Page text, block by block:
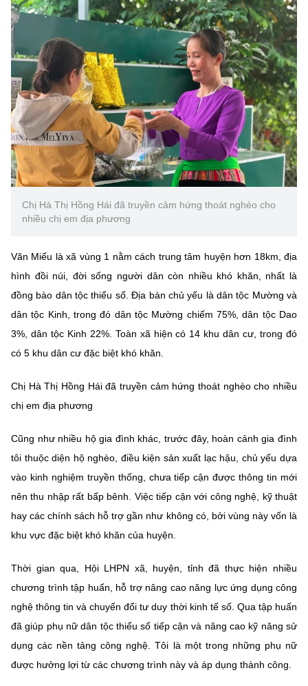
Điều khoản sử dụng Theo dõi MST: Góp ý
Cơ quan chủ quản: Bộ Khoa học và Công nghệ (MST)
Chịu trách nhiệm nội dung: Nguyễn Thị Hải Hằng
Giám đốc Trung tâm Truyền thông Khoa học và Công nghệ.
Liên hệ
Địa chỉ: Ban Biên tập Cổng TTĐT - 18 Nguyễn Du, TP. Hà Nội
Điện thoại: 024 3936 9506
Email:stc@mst.gov.vn
©2026 Bản quyền thuộc Bộ Khoa Học và Công Nghệ
(Ghi rõ nguồn "https://mst.gov.vn" khi phát hành lại thông tin từ
website này)
Chị Hà Thị Hồng Hái đã truyền cảm hứng thoát nghèo cho
nhiều chị em địa phương
Văn Miếu là xã vùng 1 nằm cách trung tâm huyện hơn 18km, địa
hình đồi núi, đời sống người dân còn nhiều khó khăn, nhất là
đồng bào dân tộc thiểu số. Địa bàn chủ yếu là dân tộc Mường và
dân tộc Kinh, trong đó dân tộc Mường chiếm 75%, dân tộc Dao
3%, dân tộc Kinh 22%. Toàn xã hiện có 14 khu dân cư, trong đó
có 5 khu dân cư đặc biệt khó khăn.
Chị Hà Thị Hồng Hái đã truyền cảm hứng thoát nghèo cho nhiều
chị em địa phương
Cũng như nhiều hộ gia đình khác, trước đây, hoàn cảnh gia đình
tôi thuộc diện hộ nghèo, điều kiện sản xuất lạc hậu, chủ yếu dựa
vào kinh nghiệm truyền thống, chưa tiếp cận được thông tin mới
nên thu nhập rất bấp bênh. Việc tiếp cận với công nghệ, kỹ thuật
hay các chính sách hỗ trợ gần như không có, bởi vùng này vốn là
khu vực đặc biệt khó khăn của huyện.
Thời gian qua, Hội LHPN xã, huyện, tỉnh đã thực hiện nhiều
chương trình tập huấn, hỗ trợ nâng cao năng lực ứng dụng công
nghệ thông tin và chuyển đổi tư duy thời kinh tế số. Qua tập huấn
đã giúp phụ nữ dân tộc thiểu số tiếp cận và nâng cao kỹ năng sử
dụng các nền tảng công nghệ. Tôi là một trong những phụ nữ
được hưởng lợi từ các chương trình này và áp dụng thành công.